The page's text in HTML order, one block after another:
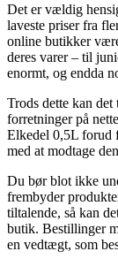
Det er vældig
laveste priser fra
online butikker
deres varer – til
enormt, og endda
Trods dette kan
forretninger på
Elkedel 0,5L forud
med at modtage
Du bør blot ikke
frembyder
tiltalende, så kan
butik. Bestillinger
en vedtægt, som